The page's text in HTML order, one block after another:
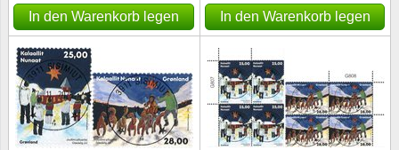
In den Warenkorb legen In den Warenkorb legen